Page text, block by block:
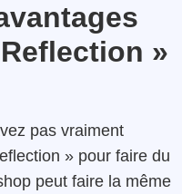
»
pas vraiment
» pour faire du
peut faire la même